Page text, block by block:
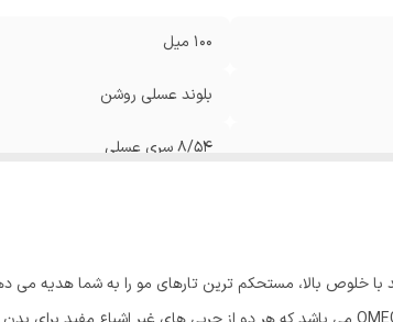
100 میل
بلوند عسلی روشن
8/54 سری عسلی
با خلوص بالا، مستحکم ترین تارهای مو را به شما هدیه